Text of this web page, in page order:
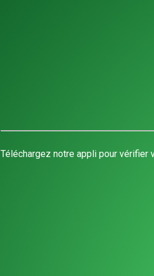
Téléchargez notre appli pour vérifier